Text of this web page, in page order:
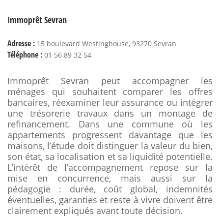
Immoprêt Sevran
Adresse : 15 boulevard Westinghouse, 93270 Sevran
Téléphone : 01 56 89 32 54
Immoprêt Sevran peut accompagner les
ménages qui souhaitent comparer les offres
bancaires, réexaminer leur assurance ou intégrer
une trésorerie travaux dans un montage de
refinancement. Dans une commune où les
appartements progressent davantage que les
maisons, l’étude doit distinguer la valeur du bien,
son état, sa localisation et sa liquidité potentielle.
L’intérêt de l’accompagnement repose sur la
mise en concurrence, mais aussi sur la
pédagogie : durée, coût global, indemnités
éventuelles, garanties et reste à vivre doivent être
clairement expliqués avant toute décision.